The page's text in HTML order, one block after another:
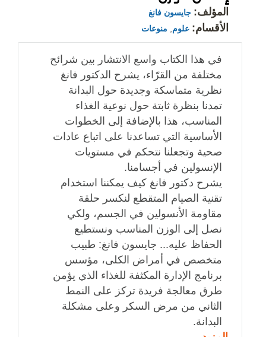
المؤلف: جايسون فانغ
الأقسام: علوم منوعات
في هذا الكتاب واسع الانتشار بين شرائح
مختلفة من القرّاء، يشرح الدكتور فانغ
نظرية متماسكة وجديدة حول البدانة
تمدنا بنظرة ثابتة حول نوعية الغذاء
المناسب، هذا بالإضافة إلى الخطوات
الأساسية التي تساعدنا على اتباع عادات
صحية وتجعلنا نتحكم في مستويات
الإنسولين في أجسامنا.
يشرح دكتور فانغ كيف يمكننا استخدام
تقنية الصيام المتقطع لنكسر حلقة
مقاومة الأنسولين في الجسم، ولكي
نصل إلى الوزن المناسب ونستطيع
الحفاظ عليه... جايسون فانغ: طبيب
متخصص في أمراض الكلى، مؤسس
برنامج الإدارة المكثفة للغذاء الذي يؤمن
طرق معالجة فريدة تركز على النمط
الثاني من مرض السكر وعلى مشكلة
البدانة.